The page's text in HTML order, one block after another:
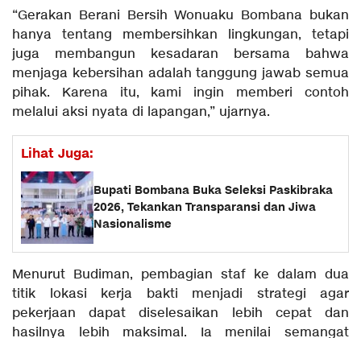
“Gerakan Berani Bersih Wonuaku Bombana bukan
hanya tentang membersihkan lingkungan, tetapi
juga membangun kesadaran bersama bahwa
menjaga kebersihan adalah tanggung jawab semua
pihak. Karena itu, kami ingin memberi contoh
melalui aksi nyata di lapangan,” ujarnya.
Lihat Juga:
Bupati Bombana Buka Seleksi Paskibraka
2026, Tekankan Transparansi dan Jiwa
Nasionalisme
Menurut Budiman, pembagian staf ke dalam dua
titik lokasi kerja bakti menjadi strategi agar
pekerjaan dapat diselesaikan lebih cepat dan
hasilnya lebih maksimal. Ia menilai semangat